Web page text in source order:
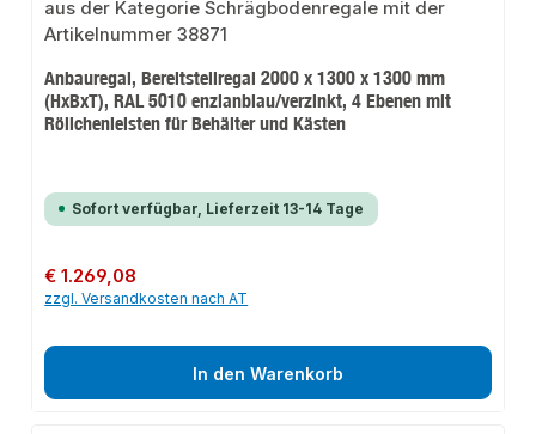
Anbauregal, Bereitstellregal 2000 x 1300 x 1300 mm
(HxBxT), RAL 5010 enzianblau/verzinkt, 4 Ebenen mit
Röllchenleisten für Behälter und Kästen
Sofort verfügbar, Lieferzeit 13-14 Tage
Regulärer Preis:
€ 1.269,08
zzgl. Versandkosten nach AT
In den Warenkorb